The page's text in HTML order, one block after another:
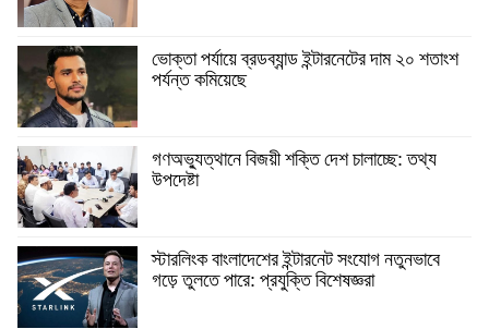
ভোক্তা পর্যায়ে ব্রডব্যান্ড ইন্টারনেটের দাম ২০ শতাংশ
পর্যন্ত কমিয়েছে
গণঅভ্যুত্থানে বিজয়ী শক্তি দেশ চালাচ্ছে: তথ্য
উপদেষ্টা
স্টারলিংক বাংলাদেশের ইন্টারনেট সংযোগ নতুনভাবে
গড়ে তুলতে পারে: প্রযুক্তি বিশেষজ্ঞরা